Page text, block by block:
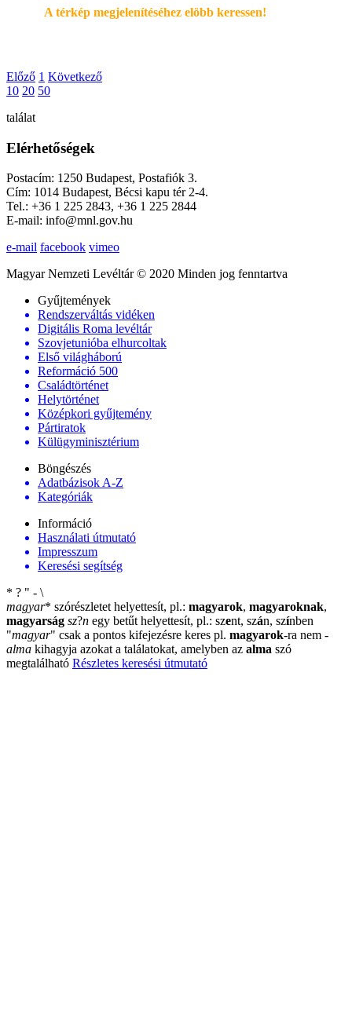
A térkép megjelenítéséhez elöbb keressen!
Előző 1 Következő
10 20 50
találat
Elérhetőségek
Postacím: 1250 Budapest, Postafiók 3.
Cím: 1014 Budapest, Bécsi kapu tér 2-4.
Tel.: +36 1 225 2843, +36 1 225 2844
E-mail: info@mnl.gov.hu
e-mail facebook vimeo
Magyar Nemzeti Levéltár © 2020 Minden jog fenntartva
Gyűjtemények
Rendszerváltás vidéken
Digitális Roma levéltár
Szovjetunióba elhurcoltak
Első világháború
Reformáció 500
Családtörténet
Helytörténet
Középkori gyűjtemény
Pártiratok
Külügyminisztérium
Böngészés
Adatbázisok A-Z
Kategóriák
Információ
Használati útmutató
Impresszum
Keresési segítség
* ? " - \
magyar* szórészletet helyettesít, pl.: magyarok, magyaroknak,
magyarság sz?n egy betűt helyettesít, pl.: szent, szán, színben
"magyar" csak a pontos kifejezésre keres pl. magyarok-ra nem -
alma kihagyja azokat a találatokat, amelyben az alma szó
megtalálható Részletes keresési útmutató